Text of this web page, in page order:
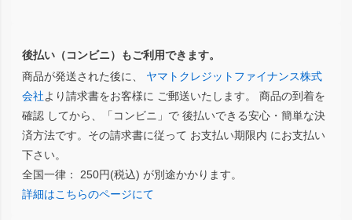
後払い（コンビニ）もご利用できます。
商品が発送された後に、 ヤマトクレジットファイナンス株式
会社より請求書をお客様に ご郵送いたします。 商品の到着を
確認 してから、「コンビニ」で 後払いできる安心・簡単な決
済方法です。その請求書に従って お支払い期限内 にお支払い
下さい。
全国一律： 250円(税込) が別途かかります。
詳細はこちらのページにて